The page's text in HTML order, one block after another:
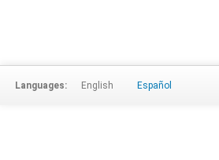
Languages: English Español